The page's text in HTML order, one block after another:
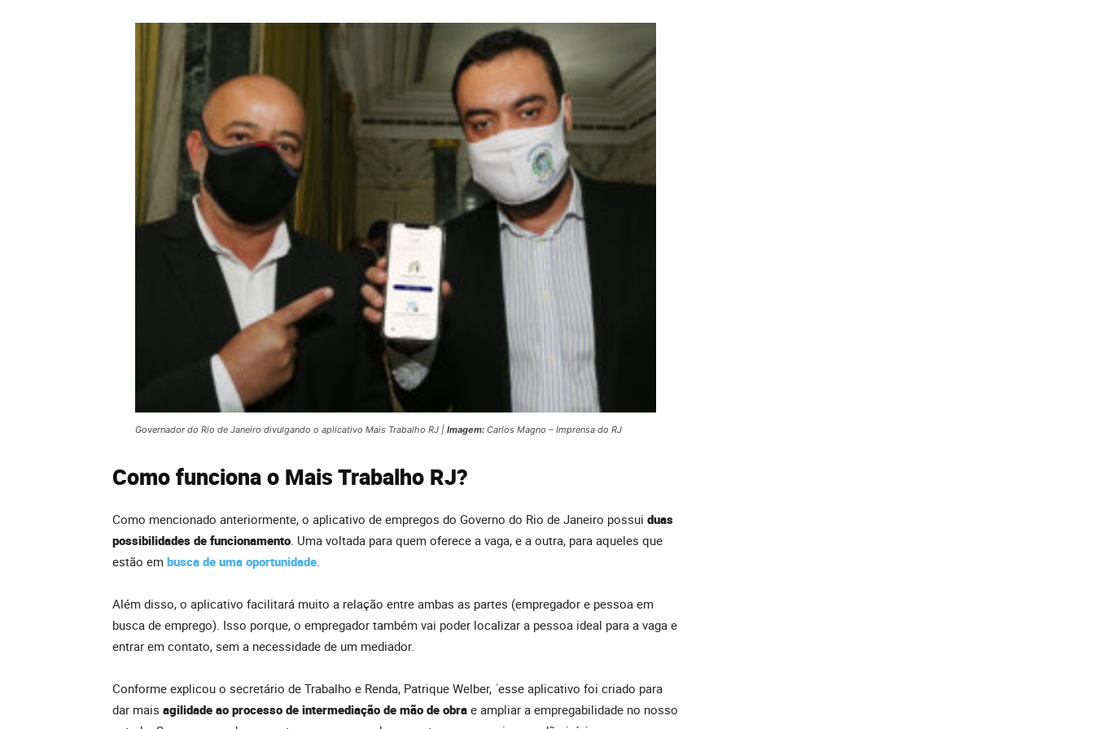
Governador do Rio de Janeiro divulgando o aplicativo Mais Trabalho RJ | Imagem: Carlos Magno – Imprensa do RJ
Como funciona o Mais Trabalho RJ?
Como mencionado anteriormente, o aplicativo de empregos do Governo do Rio de Janeiro possui duas
possibilidades de funcionamento. Uma voltada para quem oferece a vaga, e a outra, para aqueles que
estão em busca de uma oportunidade.
Além disso, o aplicativo facilitará muito a relação entre ambas as partes (empregador e pessoa em
busca de emprego). Isso porque, o empregador também vai poder localizar a pessoa ideal para a vaga e
entrar em contato, sem a necessidade de um mediador.
Conforme explicou o secretário de Trabalho e Renda, Patrique Welber, “esse aplicativo foi criado para
dar mais agilidade ao processo de intermediação de mão de obra e ampliar a empregabilidade no nosso